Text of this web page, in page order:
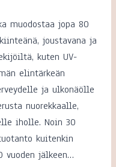
muodostaa jopa 80
joustavana ja
kuten UV-
elintärkeän
ja ulkonäölle
nuorekkaalle,
iholle. Noin 30
kuitenkin
jälkeen…